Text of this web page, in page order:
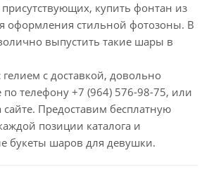
купить фонтан из
оформления стильной фотозоны. В
выпустить такие шары в
с доставкой, довольно
по телефону +7 (964) 576-98-75, или
сайте. Предоставим бесплатную
позиции каталога и
букеты шаров для девушки.